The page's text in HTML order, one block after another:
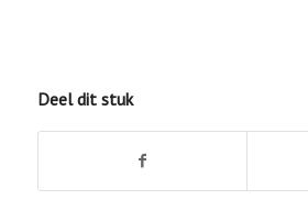
Deel dit stuk